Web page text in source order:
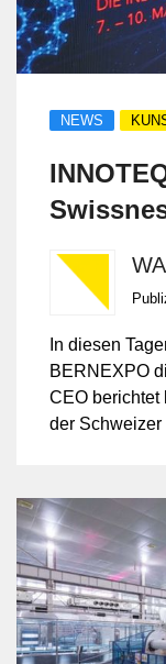
NEWS
In diesen
BERNEXPO
CEO berichtet
der Schweizer